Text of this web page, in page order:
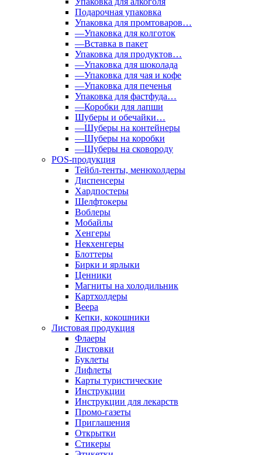
Подарочная упаковка
Упаковка для промтоваров…
—Упаковка для колготок
—Вставка в пакет
Упаковка для продуктов…
—Упаковка для шоколада
—Упаковка для чая и кофе
—Упаковка для печенья
Упаковка для фастфуда…
—Коробки для лапши
Шуберы и обечайки…
—Шуберы на контейнеры
—Шуберы на коробки
—Шуберы на сковороду
POS-продукция
Тейбл-тенты, менюхолдеры
Диспенсеры
Хардпостеры
Шелфтокеры
Воблеры
Мобайлы
Хенгеры
Некхенгеры
Блоттеры
Бирки и ярлыки
Ценники
Магниты на холодильник
Картхолдеры
Веера
Кепки, кокошники
Листовая продукция
Флаеры
Листовки
Буклеты
Лифлеты
Карты туристические
Инструкции
Инструкции для лекарств
Промо-газеты
Приглашения
Открытки
Стикеры